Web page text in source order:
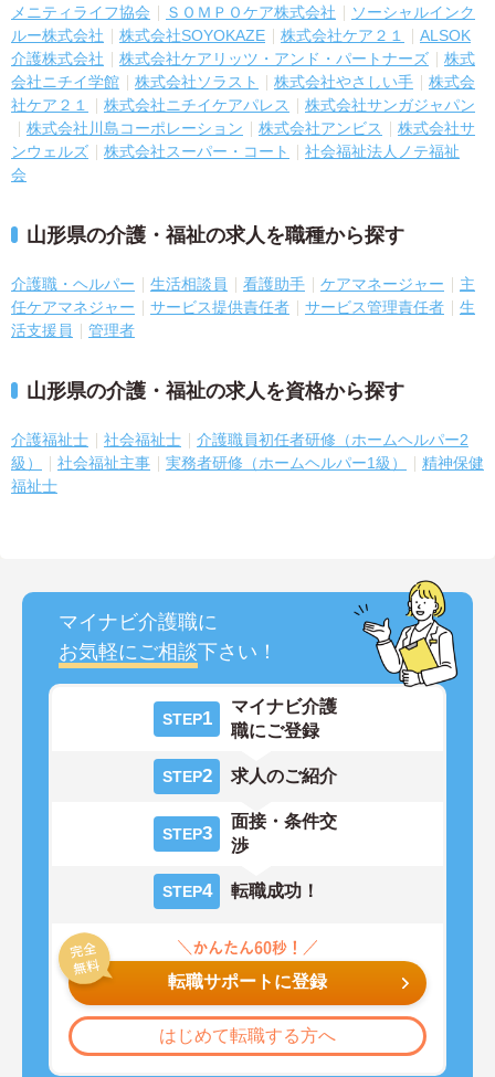
メニティライフ協会
ＳＯＭＰＯケア株式会社
ソーシャルインク
ルー株式会社
株式会社SOYOKAZE 株式会社ケア２１
ALSOK
介護株式会社
株式会社ケアリッツ・アンド・パートナーズ
株式
会社ニチイ学館
株式会社ソラスト 株式会社やさしい手
株式会
社ケア２１
株式会社ニチイケアパレス
株式会社サンガジャパン
株式会社川島コーポレーション
株式会社アンビス
株式会社サ
ンウェルズ
株式会社スーパー・コート
社会福祉法人ノテ福祉
会
山形県の介護・福祉の求人を職種から探す
介護職・ヘルパー 生活相談員 看護助手 ケアマネージャー
主
任ケアマネジャー
サービス提供責任者 サービス管理責任者
生
活支援員
管理者
山形県の介護・福祉の求人を資格から探す
介護福祉士 社会福祉士
介護職員初任者研修（ホームヘルパー2
級）
社会福祉主事 実務者研修（ホームヘルパー1級）
精神保健
福祉士
マイナビ介護職に
お気軽にご相談下さい！
STEP1
マイナビ介護
職にご登録
STEP2 求人のご紹介
STEP3
面接・条件交
渉
STEP4 転職成功！
転職サポートに登録
はじめて転職する方へ